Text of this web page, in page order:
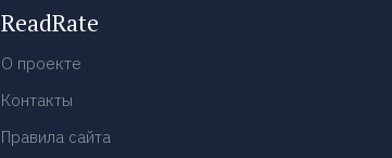
ReadRate
О проекте
Контакты
Правила сайта